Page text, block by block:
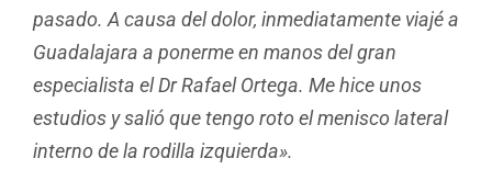
pasado. A causa del dolor, inmediatamente viajé a
Guadalajara a ponerme en manos del gran
especialista el Dr Rafael Ortega. Me hice unos
estudios y salió que tengo roto el menisco lateral
interno de la rodilla izquierda».